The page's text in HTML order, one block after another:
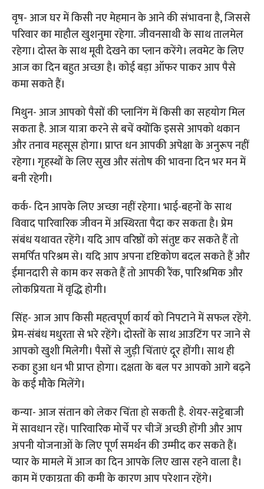
वृष- आज घर में किसी नए मेहमान के आने की संभावना है, जिससे
परिवार का माहौल खुशनुमा रहेगा. जीवनसाथी के साथ तालमेल
रहेगा। दोस्त के साथ मूवी देखने का प्लान करेंगे। लवमेट के लिए
आज का दिन बहुत अच्छा है। कोई बड़ा ऑफर पाकर आप पैसे
कमा सकते हैं।
मिथुन- आज आपको पैसों की प्लानिंग में किसी का सहयोग मिल
सकता है. आज यात्रा करने से बचें क्योंकि इससे आपको थकान
और तनाव महसूस होगा। प्राप्त धन आपकी अपेक्षा के अनुरूप नहीं
रहेगा। गृहस्थों के लिए सुख और संतोष की भावना दिन भर मन में
बनी रहेगी।
कर्क- दिन आपके लिए अच्छा नहीं रहेगा। भाई-बहनों के साथ
विवाद पारिवारिक जीवन में अस्थिरता पैदा कर सकता है। प्रेम
संबंध यथावत रहेंगे। यदि आप वरिष्ठों को संतुष्ट कर सकते हैं तो
समर्पित परिश्रम से। यदि आप अपना दृष्टिकोण बदल सकते हैं और
ईमानदारी से काम कर सकते हैं तो आपकी रैंक, पारिश्रमिक और
लोकप्रियता में वृद्धि होगी।
सिंह- आज आप किसी महत्वपूर्ण कार्य को निपटाने में सफल रहेंगे.
प्रेम-संबंध मधुरता से भरे रहेंगे। दोस्तों के साथ आउटिंग पर जाने से
आपको खुशी मिलेगी। पैसों से जुड़ी चिंताएं दूर होंगी। साथ ही
रुका हुआ धन भी प्राप्त होगा। दक्षता के बल पर आपको आगे बढ़ने
के कई मौके मिलेंगे।
कन्या- आज संतान को लेकर चिंता हो सकती है. शेयर-सट्टेबाजी
में सावधान रहें। पारिवारिक मोर्चे पर चीजें अच्छी होंगी और आप
अपनी योजनाओं के लिए पूर्ण समर्थन की उम्मीद कर सकते हैं।
प्यार के मामले में आज का दिन आपके लिए खास रहने वाला है।
काम में एकाग्रता की कमी के कारण आप परेशान रहेंगे।